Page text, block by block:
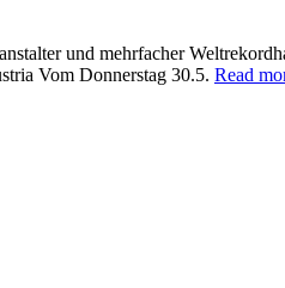
und mehrfacher
Vom Donnerstag 30.5. Read